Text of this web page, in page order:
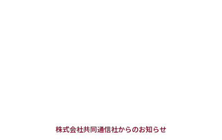
株式会社共同通信社からのお知らせ